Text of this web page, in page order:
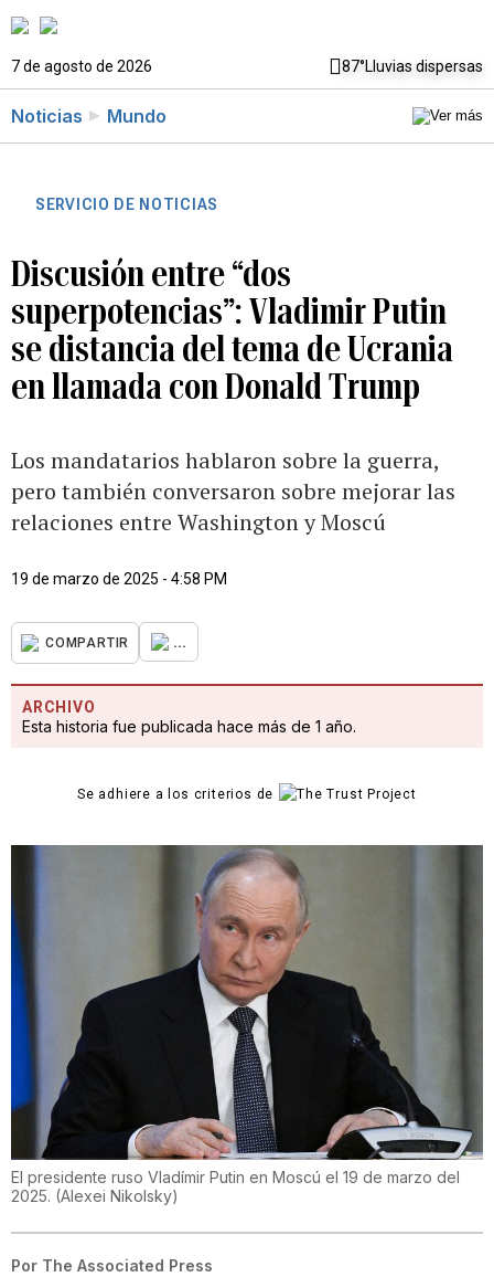
7 de agosto de 2026 87°Lluvias dispersas
Noticias Mundo
SERVICIO DE NOTICIAS
Discusión entre “dos
superpotencias”: Vladimir Putin
se distancia del tema de Ucrania
en llamada con Donald Trump
Los mandatarios hablaron sobre la guerra,
pero también conversaron sobre mejorar las
relaciones entre Washington y Moscú
19 de marzo de 2025 - 4:58 PM
COMPARTIR ...
ARCHIVO
Esta historia fue publicada hace más de 1 año.
Se adhiere a los criterios de
El presidente ruso Vladímir Putin en Moscú el 19 de marzo del
2025. (Alexei Nikolsky)
Por The Associated Press